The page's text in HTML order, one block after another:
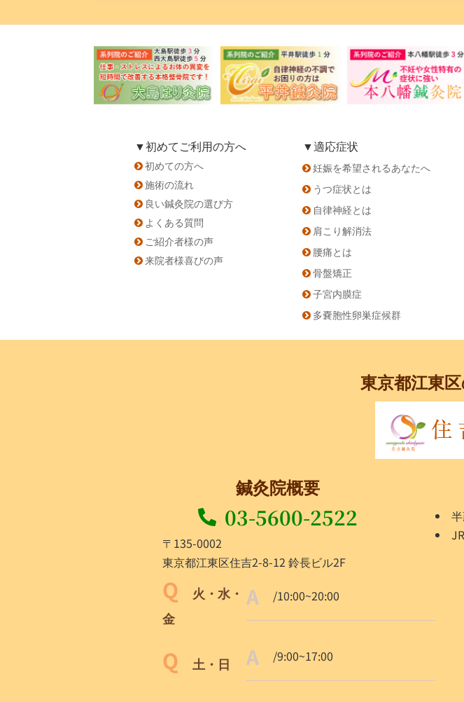
▼初めてご利用の方へ
初めての方へ
施術の流れ
良い鍼灸院の選び方
よくある質問
ご紹介者様の声
来院者様喜びの声
▼適応症状
妊娠を希望されるあなたへ
うつ症状とは
自律神経とは
肩こり解消法
腰痛とは
骨盤矯正
子宮内膜症
多嚢胞性卵巣症候群
東京都江東
鍼灸院概要
03-5600-2522
〒135-0002
東京都江東区住吉2-8-12 鈴長ビル2F
火・水・
金
/10:00~20:00
土・日 /9:00~17:00